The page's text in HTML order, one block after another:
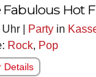
Fabulous Hot
| Party in
Rock, Pop
Details